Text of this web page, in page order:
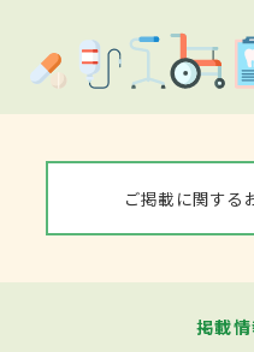
ご掲載に関する
掲載